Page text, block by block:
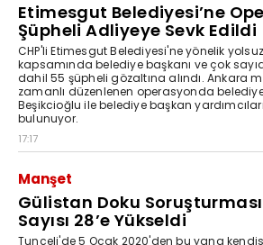
Etimesgut Belediyesi’ne
Şüpheli Adliyeye Sevk Edildi
CHP'li Etimesgut Belediyesi'ne yönelik
kapsamında belediye başkanı ve çok
dahil 55 şüpheli gözaltına alındı. Ankara
zamanlı düzenlenen operasyonda
Beşikcioğlu ile belediye başkan
bulunuyor.
17:17
Manşet
Gülistan Doku
Sayısı 28’e Yükseldi
Tunceli'de 5 Ocak 2020'den bu yana